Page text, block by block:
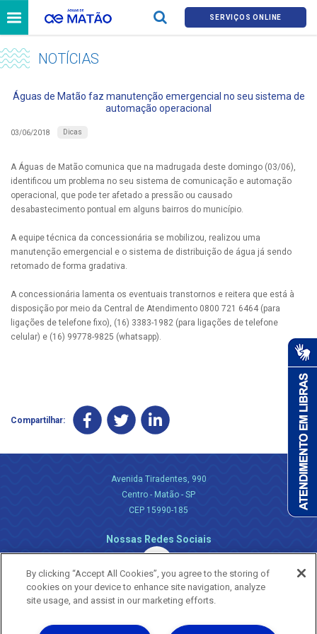
SERVIÇOS ONLINE
NOTÍCIAS
Águas de Matão faz manutenção emergencial no seu sistema de
automação operacional
03/06/2018 Dicas
A Águas de Matão comunica que na madrugada deste domingo (03/06),
identificou um problema no seu sistema de comunicação e automação
operacional, que pode ter afetado a pressão ou causado
desabastecimento pontual em alguns bairros do município.
A equipe técnica da concessionária se mobilizou, realizou uma
manutenção emergencial e o sistema de distribuição de água já sendo
retomado de forma gradativa.
A concessionária lamenta os eventuais transtornos e reitera que está à
disposição por meio da Central de Atendimento 0800 721 6464 (para
ligações de telefone fixo), (16) 3383-1982 (para ligações de telefone
celular) e (16) 99778-9825 (whatsapp).
Compartilhar:
Avenida Tiradentes, 990
Centro - Matão - SP
CEP 15990-185
Nossas Redes Sociais
By clicking “Accept All Cookies”, you agree to the storing of
cookies on your device to enhance site navigation, analyze
site usage, and assist in our marketing efforts.